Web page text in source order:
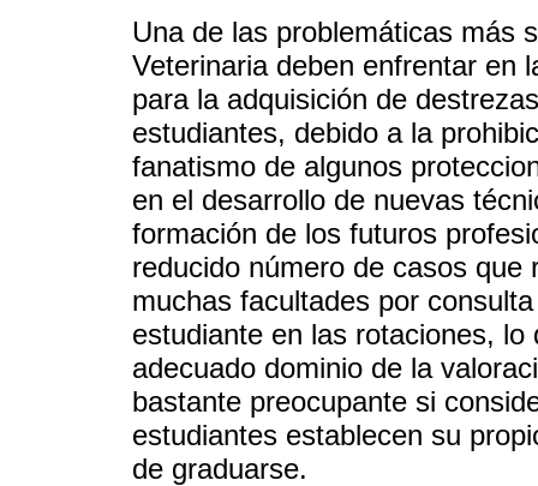
Una de las problemáticas más
Veterinaria deben enfrentar en
para la adquisición de
estudiantes, debido a la
fanatismo de algunos
en el desarrollo de nuevas
formación de los futuros
reducido número de casos
muchas facultades por
estudiante en las rotaciones,
adecuado dominio de la
bastante preocupante si
estudiantes establecen su
de graduarse.